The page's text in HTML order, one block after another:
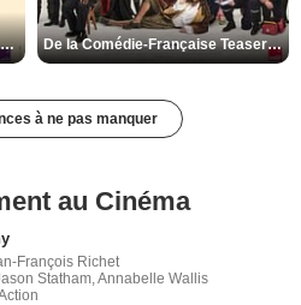
Les Matins merveilleux Bande-annonce VF De la Comédie-Française Teaser VF
à ne pas manquer
au Cinéma
François Richet
Statham, Annabelle Wallis